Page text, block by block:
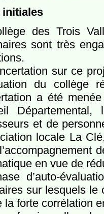
initiales
des Trois
sont très
sur ce
du collège
a été
et de
locale La
en vue de
d’auto-
sur lesquels le
la forte corrélation